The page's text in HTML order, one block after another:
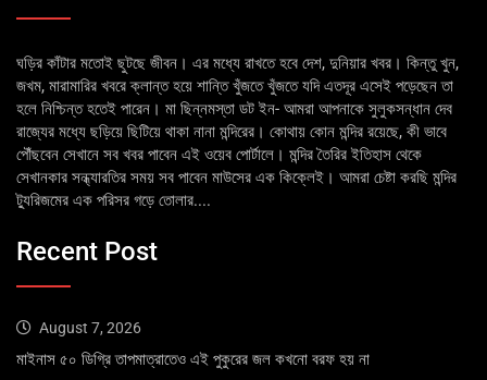
ঘড়ির কাঁটার মতোই ছুটছে জীবন। এর মধ্যে রাখতে হবে দেশ, দুনিয়ার খবর। কিন্তু খুন,
জখম, মারামারির খবরে ক্লান্ত হয়ে শান্তি খুঁজতে খুঁজতে যদি এতদূর এসেই পড়েছেন তা
হলে নিশ্চিন্ত হতেই পারেন। মা ছিন্নমস্তা ডট ইন- আমরা আপনাকে সুলুকসন্ধান দেব
রাজ্যের মধ্যে ছড়িয়ে ছিটিয়ে থাকা নানা মন্দিরের। কোথায় কোন মন্দির রয়েছে, কী ভাবে
পৌঁছবেন সেখানে সব খবর পাবেন এই ওয়েব পোর্টালে। মন্দির তৈরির ইতিহাস থেকে
সেখানকার সন্ধ্যারতির সময় সব পাবেন মাউসের এক কিক্লেই। আমরা চেষ্টা করছি মন্দির
ট্যুরিজমের এক পরিসর গড়ে তোলার....
Recent Post
August 7, 2026
মাইনাস ৫০ ডিগ্রি তাপমাত্রাতেও এই পুকুরের জল কখনো বরফ হয় না